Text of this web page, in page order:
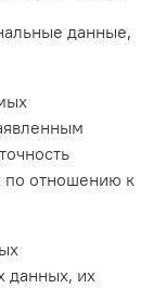
данные,
по отношению к
данных, их